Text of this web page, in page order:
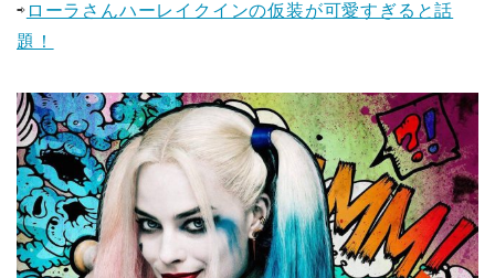
⇨ ローラさんハーレイクインの仮装が可愛すぎると話
題！